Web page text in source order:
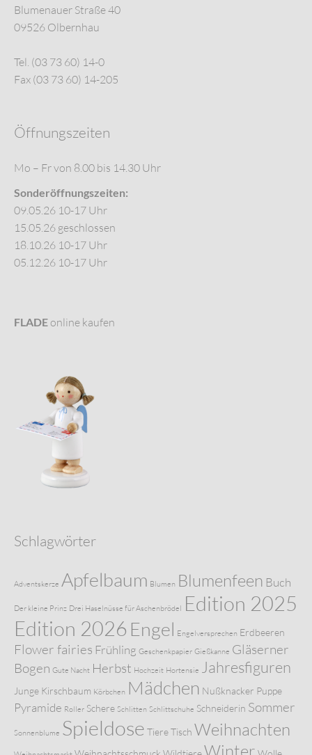
Blumenauer Straße 40
09526 Olbernhau
Tel. (03 73 60) 14-0
Fax (03 73 60) 14-205
Öffnungszeiten
Mo – Fr von 8.00 bis 14.30 Uhr
Sonderöffnungszeiten:
09.05.26 10-17 Uhr
15.05.26 geschlossen
18.10.26 10-17 Uhr
05.12.26 10-17 Uhr
FLADE online kaufen
Schlagwörter
Adventskerze Apfelbaum Blumen Blumenfeen Buch
Der kleine Prinz Drei Haselnüsse für Aschenbrödel Edition 2025
Edition 2026 Engel Engelversprechen Erdbeeren
Flower fairies Frühling Geschenkpapier Gießkanne Gläserner
Bogen Gute Nacht Herbst Hochzeit Hortensie Jahresfiguren
Junge Kirschbaum Körbchen Mädchen Nußknacker Puppe
Pyramide Roller Schere Schlitten Schlittschuhe Schneiderin Sommer
Sonnenblume Spieldose TiereTisch Weihnachten
Winter